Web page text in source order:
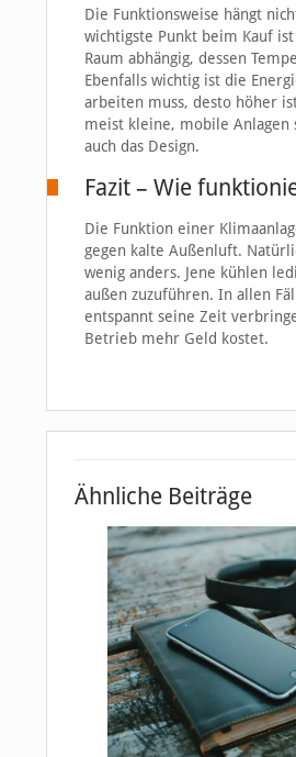
Die Funktionsweise hängt
wichtigste Punkt beim Kauf
Raum abhängig, dessen
Ebenfalls wichtig ist die
arbeiten muss, desto höher
meist kleine, mobile Anlagen
auch das Design.
Fazit – Wie
Die Funktion einer
gegen kalte Außenluft.
wenig anders. Jene kühlen
außen zuzuführen. In allen
entspannt seine Zeit
Betrieb mehr Geld kostet.
Ähnliche Beiträge